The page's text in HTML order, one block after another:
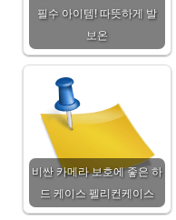
필수 아이템! 따뜻하게 발
보온
비싼 카메라 보호에 좋은 하
드 케이스 펠리컨케이스